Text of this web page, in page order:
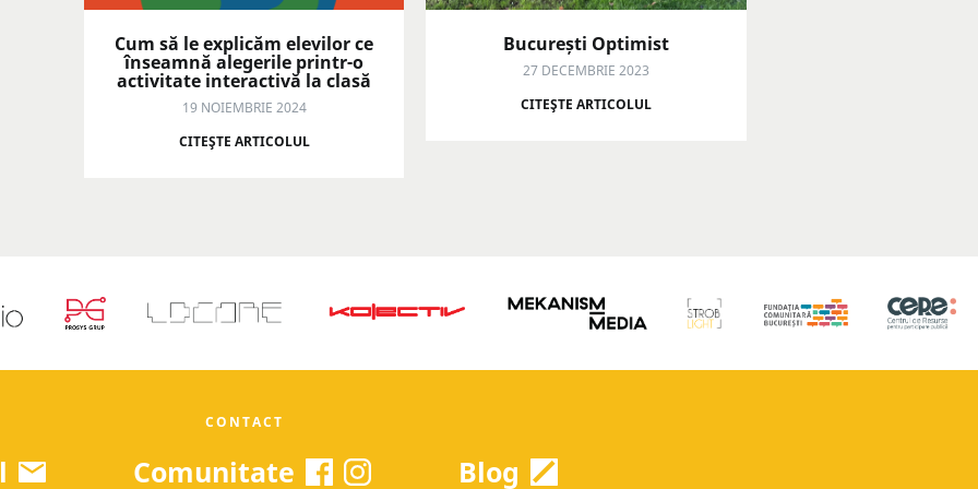
Cum să le explicăm elevilor ce
înseamnă alegerile printr-o
activitate interactivă la clasă
19 NOIEMBRIE 2024
CITEŞTE ARTICOLUL
București Optimist
27 DECEMBRIE 2023
CITEŞTE ARTICOLUL
CONTACT
Comunitate Blog